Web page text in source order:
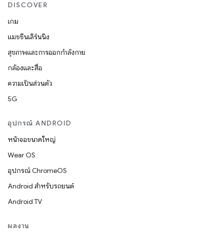
DISCOVER
เกม
แมชชีนเลิร์นนิง
สุขภาพและการออกกำลังกาย
กล้องและสื่อ
ความเป็นส่วนตัว
5G
อุปกรณ์ ANDROID
หน้าจอขนาดใหญ่
Wear OS
อุปกรณ์ ChromeOS
Android สำหรับรถยนต์
Android TV
ผลงาน